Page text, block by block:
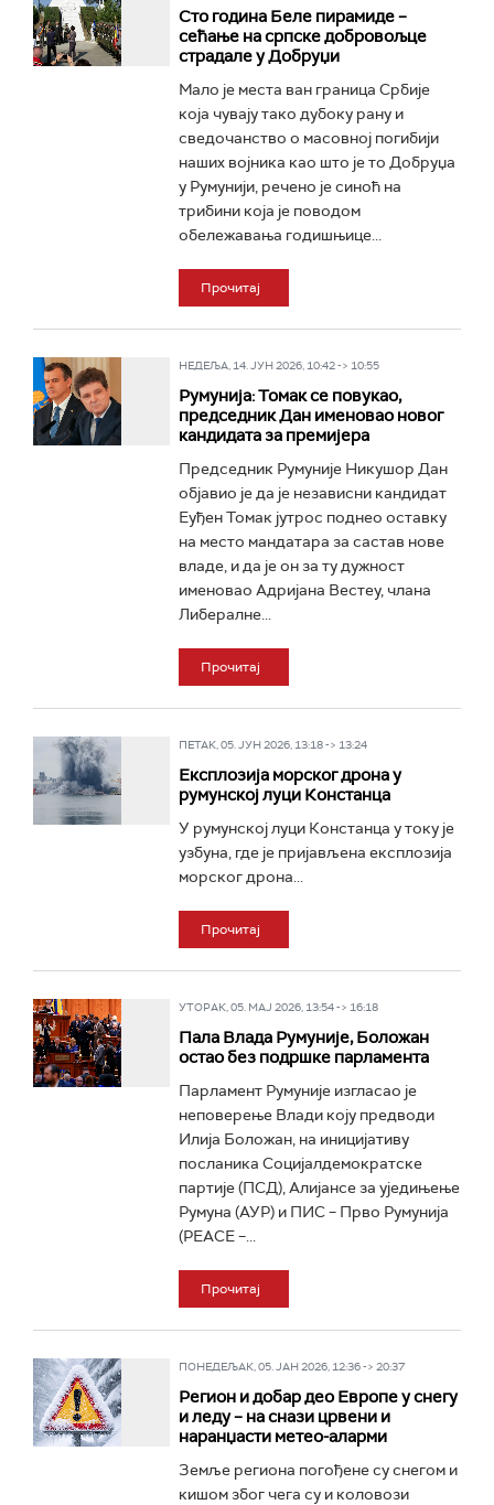
Сто година Беле пирамиде –
сећање на српске добровољце
страдале у Добруџи
Мало је места ван граница Србије
која чувају тако дубоку рану и
сведочанство о масовној погибији
наших војника као што је то Добруџа
у Румунији, речено је синоћ на
трибини која је поводом
обележавања годишњице...
Прочитај
НЕДЕЉА, 14. ЈУН 2026, 10:42 -> 10:55
Румунија: Томак се повукао,
председник Дан именовао новог
кандидата за премијера
Председник Румуније Никушор Дан
објавио је да је независни кандидат
Еуђен Томак јутрос поднео оставку
на место мандатара за састав нове
владе, и да је он за ту дужност
именовао Адријана Вестеу, члана
Либералне...
Прочитај
ПЕТАК, 05. ЈУН 2026, 13:18 -> 13:24
Експлозија морског дрона у
румунској луци Констанца
У румунској луци Констанца у току је
узбуна, где је пријављена експлозија
морског дрона...
Прочитај
УТОРАК, 05. МАЈ 2026, 13:54 -> 16:18
Пала Влада Румуније, Боложан
остао без подршке парламента
Парламент Румуније изгласао је
неповерење Влади коју предводи
Илија Боложан, на иницијативу
посланика Социјалдемократске
партије (ПСД), Алијансе за уједињење
Румуна (АУР) и ПИС – Прво Румунија
(PEACE –...
Прочитај
ПОНЕДЕЉАК, 05. ЈАН 2026, 12:36 -> 20:37
Регион и добар део Европе у снегу
и леду – на снази црвени и
наранџасти метео-аларми
Земље региона погођене су снегом и
кишом због чега су и коловози